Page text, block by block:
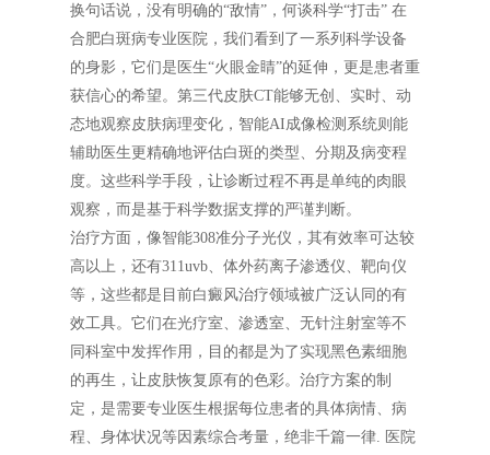
换句话说，没有明确的“敌情”，何谈科学“打击” 在
合肥白斑病专业医院，我们看到了一系列科学设备
的身影，它们是医生“火眼金睛”的延伸，更是患者重
获信心的希望。第三代皮肤CT能够无创、实时、动
态地观察皮肤病理变化，智能AI成像检测系统则能
辅助医生更精确地评估白斑的类型、分期及病变程
度。这些科学手段，让诊断过程不再是单纯的肉眼
观察，而是基于科学数据支撑的严谨判断。
治疗方面，像智能308准分子光仪，其有效率可达较
高以上，还有311uvb、体外药离子渗透仪、靶向仪
等，这些都是目前白癜风治疗领域被广泛认同的有
效工具。它们在光疗室、渗透室、无针注射室等不
同科室中发挥作用，目的都是为了实现黑色素细胞
的再生，让皮肤恢复原有的色彩。治疗方案的制
定，是需要专业医生根据每位患者的具体病情、病
程、身体状况等因素综合考量，绝非千篇一律. 医院